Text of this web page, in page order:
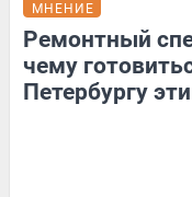
МНЕНИЕ
Ремонтный
чему
Петербургу